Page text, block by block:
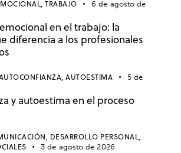
TRABAJO
6 de agosto de
en el trabajo: la
diferencia a los profesionales
AUTOESTIMA
5 de
y autoestima en el proceso
DESARROLLO PERSONAL,
3 de agosto de 2026